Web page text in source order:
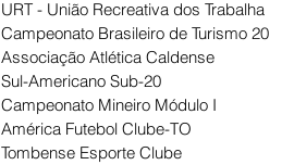
URT - União Recreativa dos Trabalha
Campeonato Brasileiro de Turismo 20
Associação Atlética Caldense
Sul-Americano Sub-20
Campeonato Mineiro Módulo I
América Futebol Clube-TO
Tombense Esporte Clube